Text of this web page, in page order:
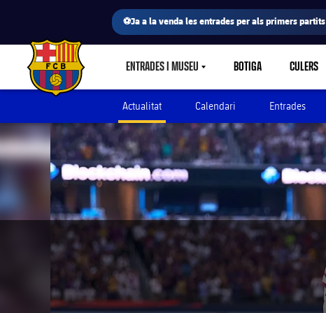
⚽Ja a la venda les entrades per als primers partits
FC Barcelona club badge ENTRADES I MUSEULABEL.SHARE.CARETDOWN
BOTIGA CULERS
Actualitat Calendari Entrades